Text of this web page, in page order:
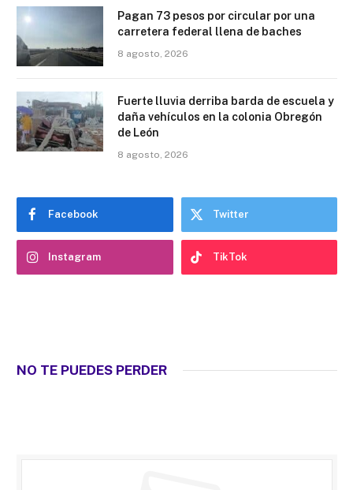
Pagan 73 pesos por circular por una
carretera federal llena de baches
8 agosto, 2026
Fuerte lluvia derriba barda de escuela y
daña vehículos en la colonia Obregón
de León
8 agosto, 2026
Facebook Twitter
Instagram TikTok
NO TE PUEDES PERDER